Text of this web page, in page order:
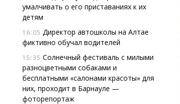
умалчивать о его приставаниях к их
детям
16:05 Директор автошколы на Алтае
фиктивно обучал водителей
15:35 Солнечный фестиваль с милыми
разноцветными собаками и
бесплатными «салонами красоты» для
них, проходит в Барнауле —
фоторепортаж